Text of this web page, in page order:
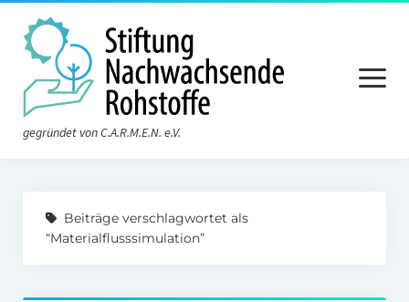
gegründet von C.A.R.M.E.N. e.V.
Menü
öffnen
Die Stiftung
Beiträge verschlagwortet als
“Materialflusssimulation”